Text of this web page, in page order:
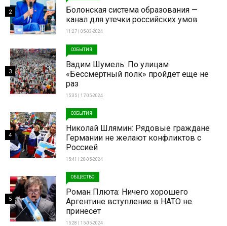
Болонская система образования —
канал для утечки российских умов
11:27 | 05-03-2024
2
СОБЫТИЯ
Вадим Шумель: По улицам
«Бессмертный полк» пройдет еще не
раз
15:35 | 17-05-2024
3
СОБЫТИЯ
Николай Шлямин: Рядовые граждане
Германии не желают конфликтов с
Россией
15:41 | 20-05-2024
4
ОБЩЕСТВО
Роман Плюта: Ничего хорошего
Аргентине вступление в НАТО не
принесет
15:28 | 15-05-2024
5